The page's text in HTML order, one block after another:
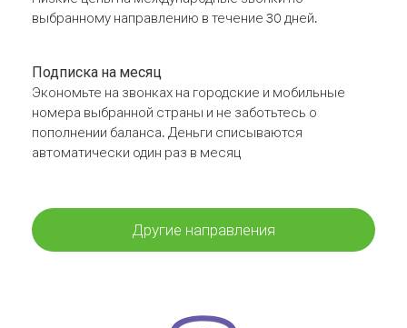
выбранному направлению в течение 30 дней.
Подписка на месяц
Экономьте на звонках на городские и мобильные
номера выбранной страны и не заботьтесь о
пополнении баланса. Деньги списываются
автоматически один раз в месяц
Другие направления